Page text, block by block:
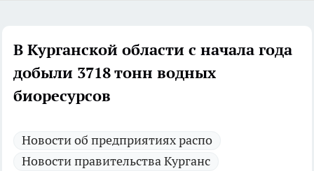
В Курганской области с начала года
добыли 3718 тонн водных
биоресурсов
Новости об предприятиях распо
Новости правительства Курганс